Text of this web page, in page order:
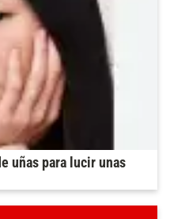
uñas para lucir unas